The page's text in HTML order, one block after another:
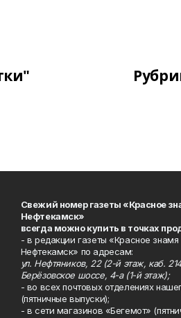
Свежий номер газеты «Красное
Нефтекамск»
всегда можно купить в точках
- в редакции газеты «Красное знамя
Нефтекамск» по адресам:
ул. Нефтяников, 22 (2-й этаж, каб.
Берёзовское шоссе, 4-а (1-й этаж);
- во всех почтовых отделениях
(пятничные выпуски);
- в сети магазинов «Бегемот»